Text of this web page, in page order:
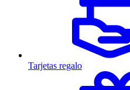
Tarjetas regalo